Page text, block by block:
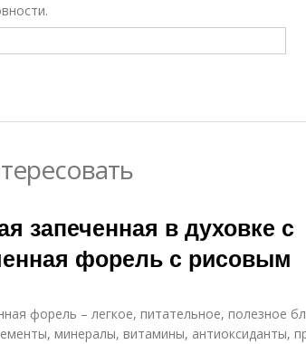
запеченная в духовке с
форель с рисовым
форель – легкое, питательное, полезное
минералы, витамины, антиоксиданты,